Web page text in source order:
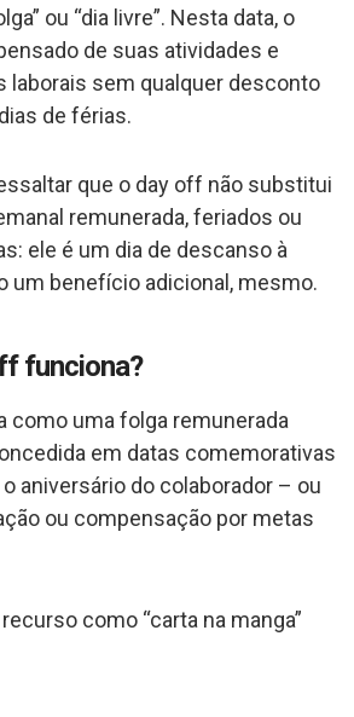
ou “dia livre”. Nesta data, o
de suas atividades e
laborais sem qualquer desconto
de férias.
que o day off não substitui
remunerada, feriados ou
ele é um dia de descanso à
um benefício adicional, mesmo.
funciona?
como uma folga remunerada
em datas comemorativas
aniversário do colaborador – ou
ou compensação por metas
como “carta na manga”